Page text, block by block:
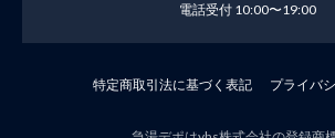
電話受付 10:00〜19:00
特定商取引法に基づく表記 プライバ